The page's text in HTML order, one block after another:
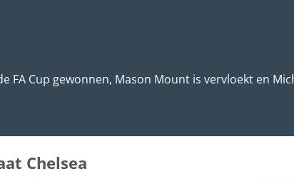
FA Cup gewonnen, Mason Mount is vervloekt en
Chelsea